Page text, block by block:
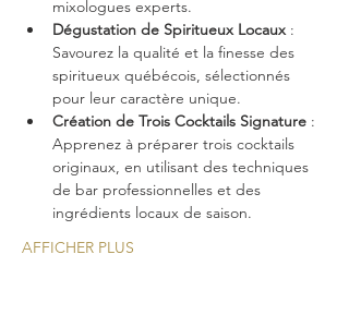
mixologues experts.
Dégustation de Spiritueux Locaux :
Savourez la qualité et la finesse des
spiritueux québécois, sélectionnés
pour leur caractère unique.
Création de Trois Cocktails Signature :
Apprenez à préparer trois cocktails
originaux, en utilisant des techniques
de bar professionnelles et des
ingrédients locaux de saison.
AFFICHER PLUS